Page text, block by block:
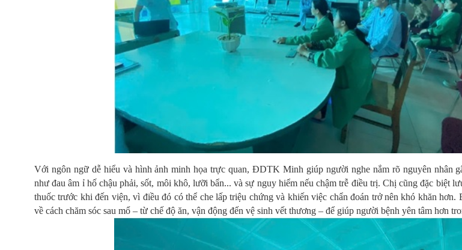
Với ngôn ngữ dễ hiểu và hình ảnh minh họa trực quan, ĐDTK Minh giúp người nghe nắm rõ nguyên nhân
như đau âm ỉ hố chậu phải, sốt, môi khô, lưỡi bẩn... và sự nguy hiểm nếu chậm trễ điều trị. Chị cũng đặc biệt
thuốc trước khi đến viện, vì điều đó có thể che lấp triệu chứng và khiến việc chẩn đoán trở nên khó khăn hơn.
về cách chăm sóc sau mổ – từ chế độ ăn, vận động đến vệ sinh vết thương – để giúp người bệnh yên tâm hơn